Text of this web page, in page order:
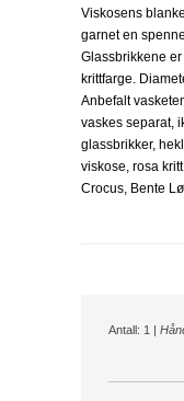
Viskosens
garnet en
Glassbrikkene
krittfarge.
Anbefalt
vaskes separat,
glassbrikker,
viskose, rosa
Crocus, Bente
Antall: 1 |